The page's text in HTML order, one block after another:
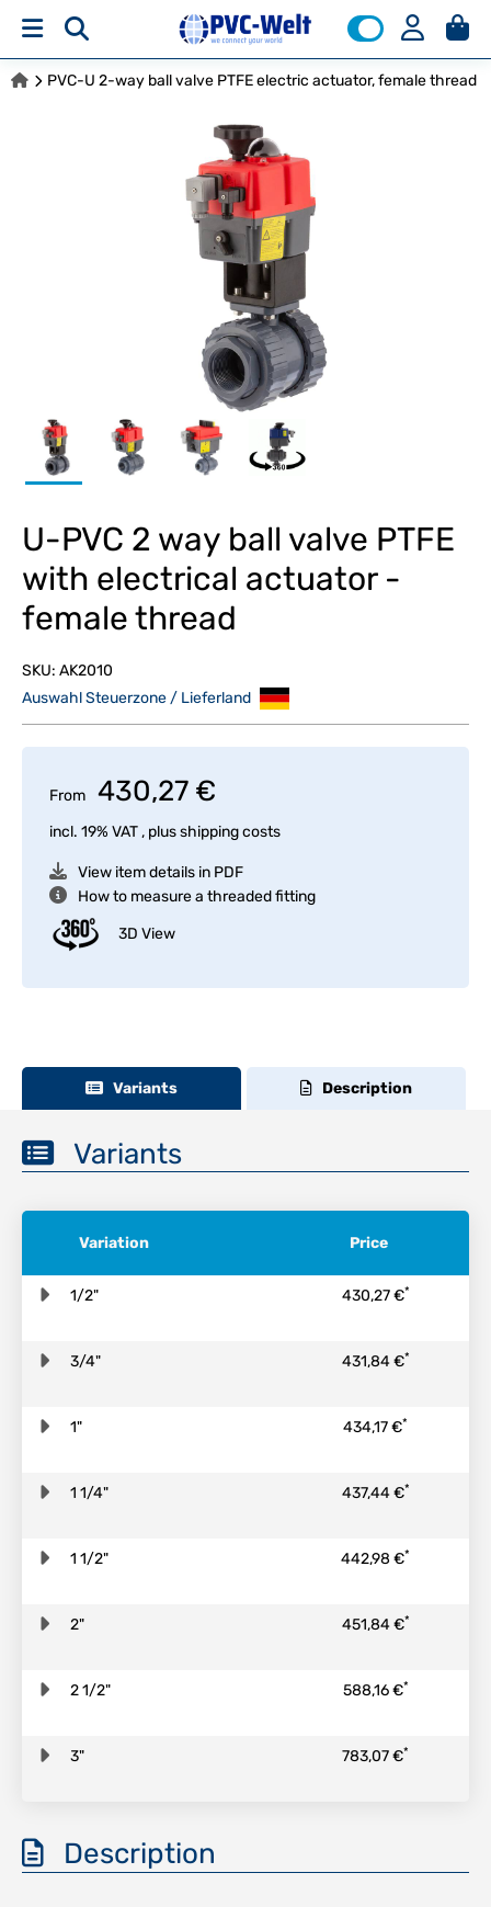
PVC-U 2-way ball valve PTFE electric actuator, female thread
U-PVC 2 way ball valve PTFE
with electrical actuator -
female thread
SKU: AK2010
Auswahl Steuerzone / Lieferland
From 430,27 €
incl. 19% VAT , plusshipping costs
View item details in PDF
How to measure a threaded fitting
3D View
Variants Description
Variants
Variation Price
1/2" 430,27 €*
3/4" 431,84 €*
1" 434,17 €*
1 1/4" 437,44 €*
1 1/2" 442,98 €*
2" 451,84 €*
2 1/2" 588,16 €*
3" 783,07 €*
Description